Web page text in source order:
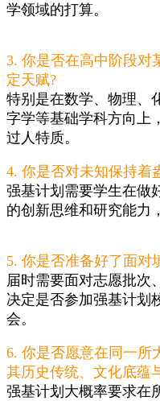
学领域的打算。
3. 你是否在高中阶段对
定天赋?
特别是在数学、物理、
字学等基础学科方向上
过人特质。
4. 你是否对未知保持着
强基计划需要学生在做
的创新思维和研究能力
5. 你是否准备好了面对
届时需要面对志愿批次
决定是否参加强基计划
会。
6. 你是否愿意在同一所
其历史传统、文化底蕴
强基计划大概率要求在